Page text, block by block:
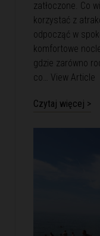
zatłoczone. Co
korzystać z
odpocząć w
komfortowe
gdzie zarówno
co… View Article
Czytaj więcej >